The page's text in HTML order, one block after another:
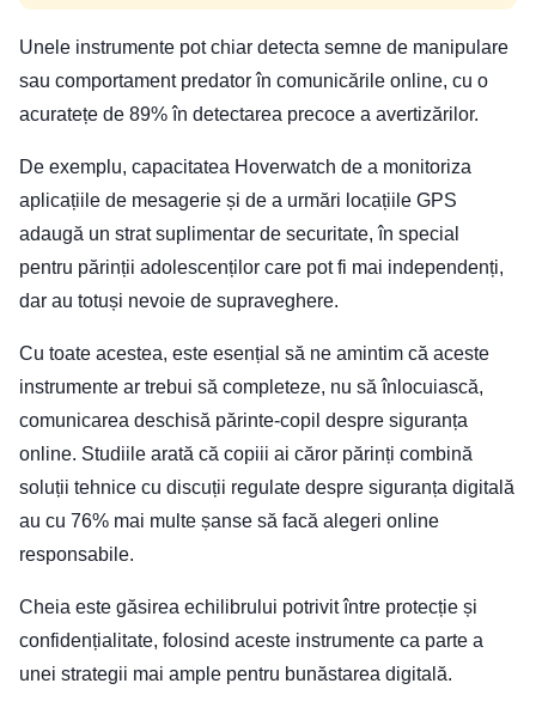
Unele instrumente pot chiar detecta semne de manipulare
sau comportament predator în comunicările online, cu o
acuratețe de 89% în detectarea precoce a avertizărilor.
De exemplu, capacitatea Hoverwatch de a monitoriza
aplicațiile de mesagerie și de a urmări locațiile GPS
adaugă un strat suplimentar de securitate, în special
pentru părinții adolescenților care pot fi mai independenți,
dar au totuși nevoie de supraveghere.
Cu toate acestea, este esențial să ne amintim că aceste
instrumente ar trebui să completeze, nu să înlocuiască,
comunicarea deschisă părinte-copil despre siguranța
online. Studiile arată că copiii ai căror părinți combină
soluții tehnice cu discuții regulate despre siguranța digitală
au cu 76% mai multe șanse să facă alegeri online
responsabile.
Cheia este găsirea echilibrului potrivit între protecție și
confidențialitate, folosind aceste instrumente ca parte a
unei strategii mai ample pentru bunăstarea digitală.